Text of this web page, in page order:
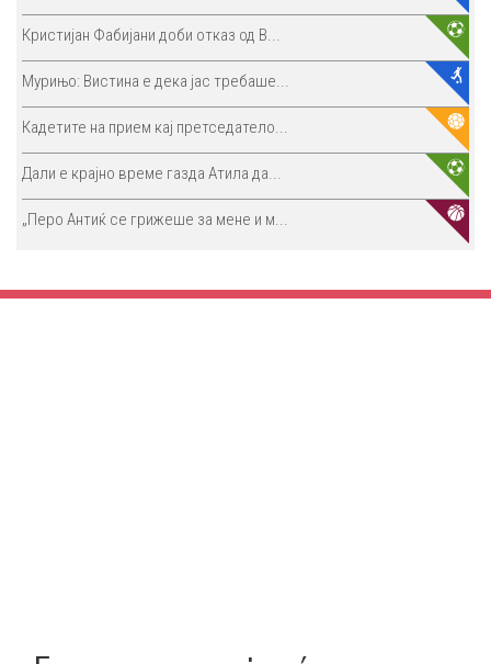
Кристијан Фабијани доби отказ од В...
Мурињо: Вистина е дека јас требаше...
Кадетите на прием кај претседатело...
Дали е крајно време газда Атила да...
„Перо Антиќ се грижеше за мене и м...